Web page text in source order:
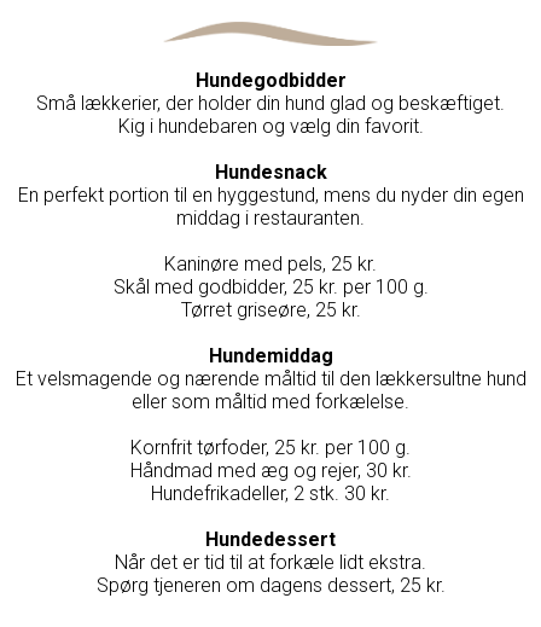
Hundegodbidder
Små lækkerier, der holder din hund glad og beskæftiget.
Kig i hundebaren og vælg din favorit.
Hundesnack
En perfekt portion til en hyggestund, mens du nyder din egen
middag i restauranten.
Kaninøre med pels, 25 kr.
Skål med godbidder, 25 kr. per 100 g.
Tørret griseøre, 25 kr.
Hundemiddag
Et velsmagende og nærende måltid til den lækkersultne hund
eller som måltid med forkælelse.
Kornfrit tørfoder, 25 kr. per 100 g.
Håndmad med æg og rejer, 30 kr.
Hundefrikadeller, 2 stk. 30 kr.
Hundedessert
Når det er tid til at forkæle lidt ekstra.
Spørg tjeneren om dagens dessert, 25 kr.